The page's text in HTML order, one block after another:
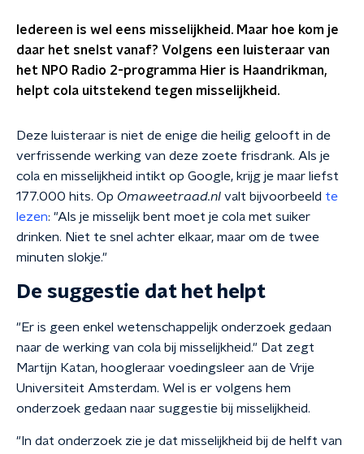
Iedereen is wel eens misselijkheid. Maar hoe kom je
daar het snelst vanaf? Volgens een luisteraar van
het NPO Radio 2-programma Hier is Haandrikman,
helpt cola uitstekend tegen misselijkheid.
Deze luisteraar is niet de enige die heilig gelooft in de
verfrissende werking van deze zoete frisdrank. Als je
cola en misselijkheid intikt op Google, krijg je maar liefst
177.000 hits. Op Omaweetraad.nl valt bijvoorbeeld te
lezen: "Als je misselijk bent moet je cola met suiker
drinken. Niet te snel achter elkaar, maar om de twee
minuten slokje."
De suggestie dat het helpt
"Er is geen enkel wetenschappelijk onderzoek gedaan
naar de werking van cola bij misselijkheid." Dat zegt
Martijn Katan, hoogleraar voedingsleer aan de Vrije
Universiteit Amsterdam. Wel is er volgens hem
onderzoek gedaan naar suggestie bij misselijkheid.
"In dat onderzoek zie je dat misselijkheid bij de helft van